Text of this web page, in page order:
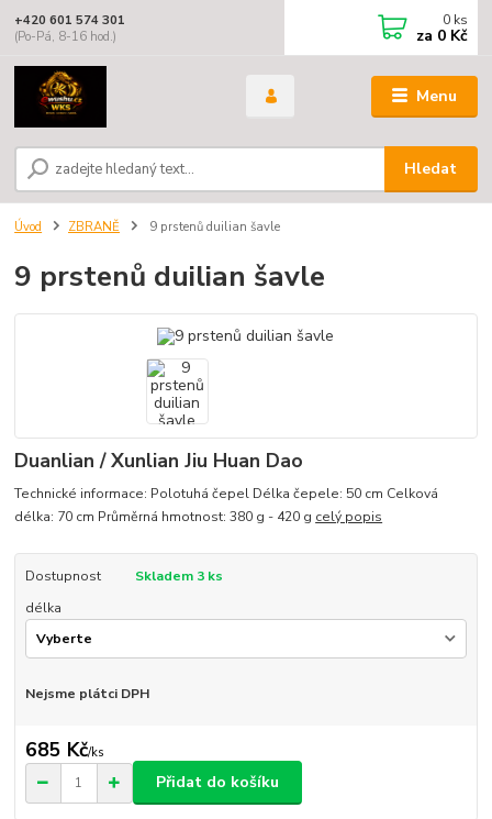
Menu
Hledat
+420 601 574 301
(Po-Pá, 8-16 hod.)
0 ks
za 0 Kč
Úvod ZBRANĚ 9 prstenů duilian šavle
9 prstenů duilian šavle
Duanlian / Xunlian Jiu Huan Dao
Technické informace: Polotuhá čepel Délka čepele: 50 cm Celková
délka: 70 cm Průměrná hmotnost: 380 g - 420 g celý popis
Dostupnost
Skladem 3 ks
délka
Nejsme plátci DPH
685 Kč/ks
Přidat do košíku